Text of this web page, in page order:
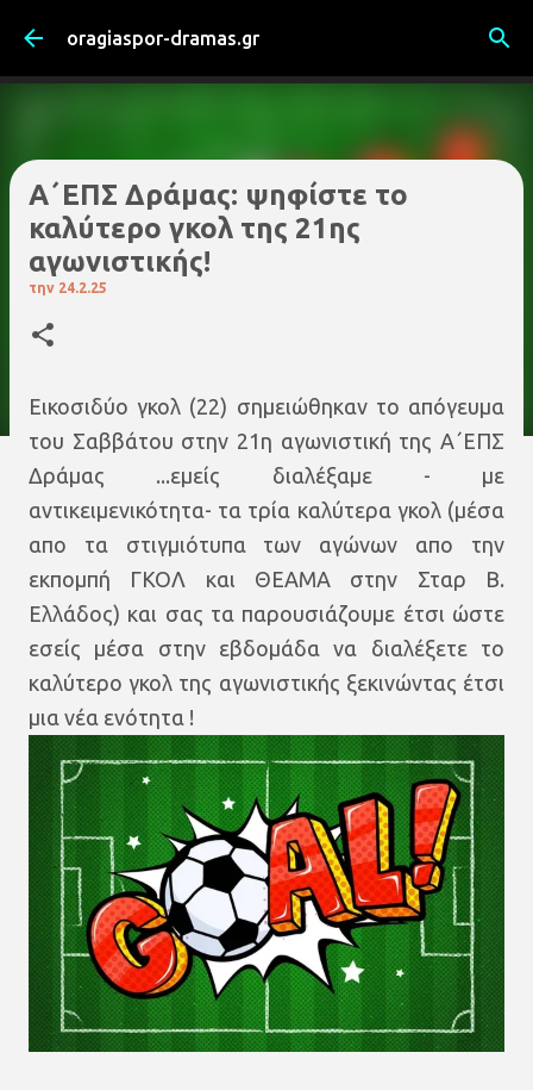
Μετάβαση στο κύριο περιεχόμενο
oragiaspor-dramas.gr
Α΄ΕΠΣ Δράμας: ψηφίστε το
καλύτερο γκολ της 21ης
αγωνιστικής!
την 24.2.25
Εικοσιδύο γκολ (22) σημειώθηκαν το απόγευμα
του Σαββάτου στην 21η αγωνιστική της Α΄ΕΠΣ
Δράμας ...εμείς διαλέξαμε - με
αντικειμενικότητα- τα τρία καλύτερα γκολ (μέσα
απο τα στιγμιότυπα των αγώνων απο την
εκπομπή ΓΚΟΛ και ΘΕΑΜΑ στην Σταρ Β.
Ελλάδος) και σας τα παρουσιάζουμε έτσι ώστε
εσείς μέσα στην εβδομάδα να διαλέξετε το
καλύτερο γκολ της αγωνιστικής ξεκινώντας έτσι
μια νέα ενότητα !